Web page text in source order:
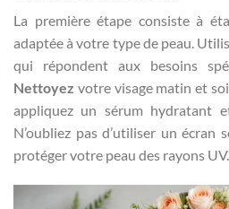
La première étape consiste à
adaptée à votre type de peau.
qui répondent aux besoins
Nettoyez votre visage matin et
appliquez un sérum hydratant
N’oubliez pas d’utiliser un
protéger votre peau des rayons UV.